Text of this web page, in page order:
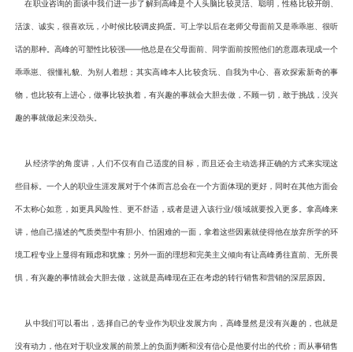
在职业咨询的面谈中我们进一步了解到高峰是个人头脑比较灵活、聪明，性格比较开朗、
活泼、诚实，很喜欢玩，小时候比较调皮捣蛋。可上学以后在老师父母面前又是乖乖崽、很听
话的那种。高峰的可塑性比较强——他总是在父母面前、同学面前按照他们的意愿表现成一个
乖乖崽、很懂礼貌、为别人着想；其实高峰本人比较贪玩、自我为中心、喜欢探索新奇的事
物，也比较有上进心，做事比较执着，有兴趣的事就会大胆去做，不顾一切，敢于挑战，没兴
趣的事就做起来没劲头。
从经济学的角度讲，人们不仅有自己适度的目标，而且还会主动选择正确的方式来实现这
些目标。一个人的职业生涯发展对于个体而言总会在一个方面体现的更好，同时在其他方面会
不太称心如意，如更具风险性、更不舒适，或者是进入该行业/领域就要投入更多。拿高峰来
讲，他自己描述的气质类型中有胆小、怕困难的一面，拿着这些因素就使得他在放弃所学的环
境工程专业上显得有顾虑和犹豫；另外一面的理想和完美主义倾向有让高峰勇往直前、无所畏
惧，有兴趣的事情就会大胆去做，这就是高峰现在正在考虑的转行销售和营销的深层原因。
从中我们可以看出，选择自己的专业作为职业发展方向，高峰显然是没有兴趣的，也就是
没有动力，他在对于职业发展的前景上的负面判断和没有信心是他要付出的代价；而从事销售